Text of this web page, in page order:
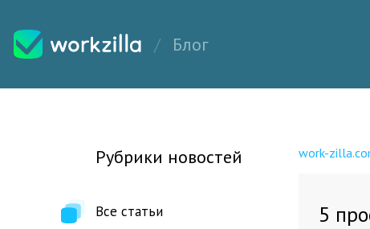
Блог
Рубрики новостей
Все статьи
work-
5